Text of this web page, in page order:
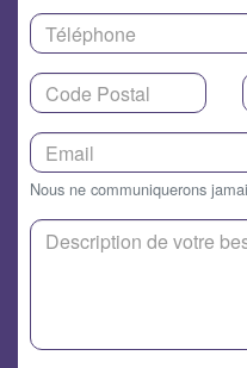
Nous ne communiquerons